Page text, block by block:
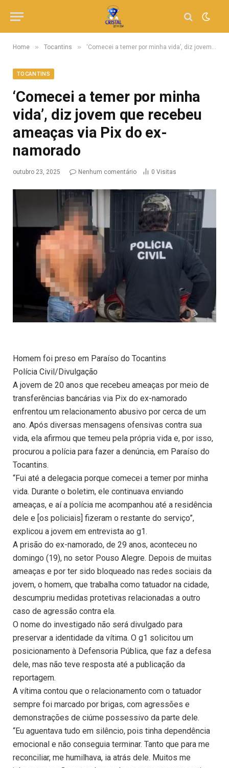
Home » Tocantins » ‘Comecei a temer por minha vida’, diz jovem que recebeu ameaças via Pix do ex-namorado
TOCANTINS
‘Comecei a temer por minha
vida’, diz jovem que recebeu
ameaças via Pix do ex-
namorado
outubro 23, 2025 Nenhum comentário 0 Visitas
Homem foi preso em Paraíso do Tocantins
Polícia Civil/Divulgação
A jovem de 20 anos que recebeu ameaças por meio de
transferências bancárias via Pix do ex-namorado
enfrentou um relacionamento abusivo por cerca de um
ano. Após diversas mensagens ofensivas contra sua
vida, ela afirmou que temeu pela própria vida e, por isso,
procurou a polícia para fazer a denúncia, em Paraíso do
Tocantins.
“Fui até a delegacia porque comecei a temer por minha
vida. Durante o boletim, ele continuava enviando
ameaças, e aí a polícia me acompanhou até a residência
dele e [os policiais] fizeram o restante do serviço”,
explicou a jovem em entrevista ao g1.
A prisão do ex-namorado, de 29 anos, aconteceu no
domingo (19), no setor Pouso Alegre. Depois de muitas
ameaças e por ter sido bloqueado nas redes sociais da
jovem, o homem, que trabalha como tatuador na cidade,
descumpriu medidas protetivas relacionadas a outro
caso de agressão contra ela.
O nome do investigado não será divulgado para
preservar a identidade da vítima. O g1 solicitou um
posicionamento à Defensoria Pública, que faz a defesa
dele, mas não teve resposta até a publicação da
reportagem.
A vítima contou que o relacionamento com o tatuador
sempre foi marcado por brigas, com agressões e
demonstrações de ciúme possessivo da parte dele.
“Eu aguentava tudo em silêncio, pois tinha dependência
emocional e não conseguia terminar. Tanto que para me
reconciliar, me humilhava, ia atrás dele. Muitos me